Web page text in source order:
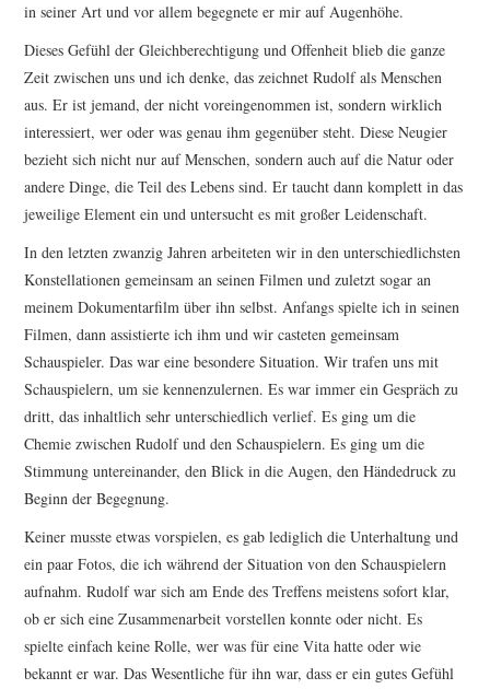
in seiner Art und vor allem begegnete er mir auf Augenhöhe.
Dieses Gefühl der Gleichberechtigung und Offenheit blieb die ganze
Zeit zwischen uns und ich denke, das zeichnet Rudolf als Menschen
aus. Er ist jemand, der nicht voreingenommen ist, sondern wirklich
interessiert, wer oder was genau ihm gegenüber steht. Diese Neugier
bezieht sich nicht nur auf Menschen, sondern auch auf die Natur oder
andere Dinge, die Teil des Lebens sind. Er taucht dann komplett in das
jeweilige Element ein und untersucht es mit großer Leidenschaft.
In den letzten zwanzig Jahren arbeiteten wir in den unterschiedlichsten
Konstellationen gemeinsam an seinen Filmen und zuletzt sogar an
meinem Dokumentarfilm über ihn selbst. Anfangs spielte ich in seinen
Filmen, dann assistierte ich ihm und wir casteten gemeinsam
Schauspieler. Das war eine besondere Situation. Wir trafen uns mit
Schauspielern, um sie kennenzulernen. Es war immer ein Gespräch zu
dritt, das inhaltlich sehr unterschiedlich verlief. Es ging um die
Chemie zwischen Rudolf und den Schauspielern. Es ging um die
Stimmung untereinander, den Blick in die Augen, den Händedruck zu
Beginn der Begegnung.
Keiner musste etwas vorspielen, es gab lediglich die Unterhaltung und
ein paar Fotos, die ich während der Situation von den Schauspielern
aufnahm. Rudolf war sich am Ende des Treffens meistens sofort klar,
ob er sich eine Zusammenarbeit vorstellen konnte oder nicht. Es
spielte einfach keine Rolle, wer was für eine Vita hatte oder wie
bekannt er war. Das Wesentliche für ihn war, dass er ein gutes Gefühl